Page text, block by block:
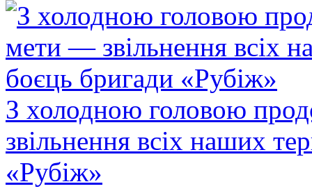
З холодною головою
звільнення всіх наших
«Рубіж»